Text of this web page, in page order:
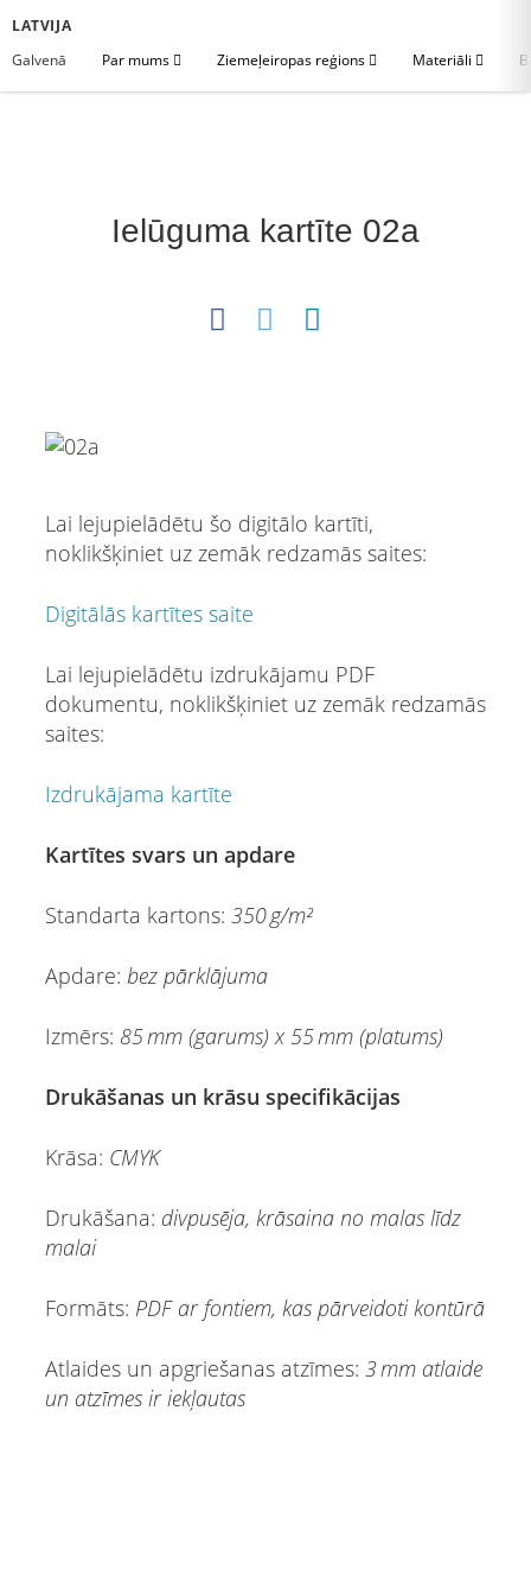
LATVIJA
Galvenā
Par mums Ziemeļeiropas reģions Materiāli
Ielūguma kartīte 02a
Lai lejupielādētu šo digitālo kartīti,
noklikšķiniet uz zemāk redzamās saites:
Digitālās kartītes saite
Lai lejupielādētu izdrukājamu PDF
dokumentu, noklikšķiniet uz zemāk redzamās
saites:
Izdrukājama kartīte
Kartītes svars un apdare
Standarta kartons: 350 g/m²
Apdare: bez pārklājuma
Izmērs: 85 mm (garums) x 55 mm (platums)
Drukāšanas un krāsu specifikācijas
Krāsa: CMYK
Drukāšana: divpusēja, krāsaina no malas līdz
malai
Formāts: PDF ar fontiem, kas pārveidoti kontūrā
Atlaides un apgriešanas atzīmes: 3 mm atlaide
un atzīmes ir iekļautas